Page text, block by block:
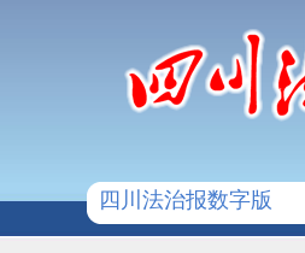
四川法治报数字版